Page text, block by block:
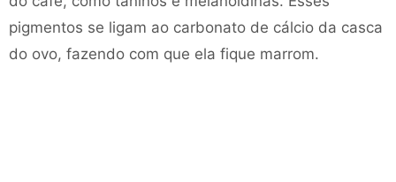
pigmentos se ligam ao carbonato de cálcio da casca
do ovo, fazendo com que ela fique marrom.